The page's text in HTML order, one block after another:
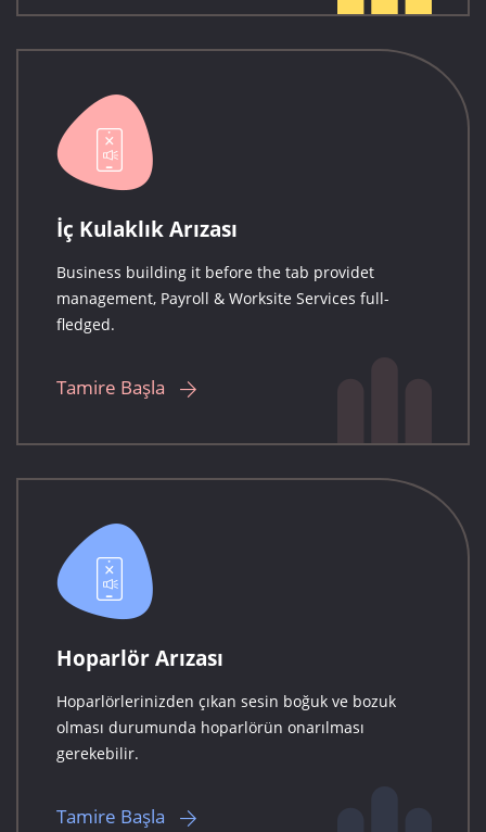
İç Kulaklık Arızası
Business building it before the tab providet
management, Payroll & Worksite Services full-
fledged.
Tamire Başla
Hoparlör Arızası
Hoparlörlerinizden çıkan sesin boğuk ve bozuk
olması durumunda hoparlörün onarılması
gerekebilir.
Tamire Başla